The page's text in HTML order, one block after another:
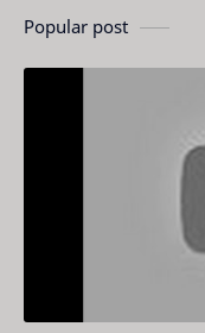
Popular post